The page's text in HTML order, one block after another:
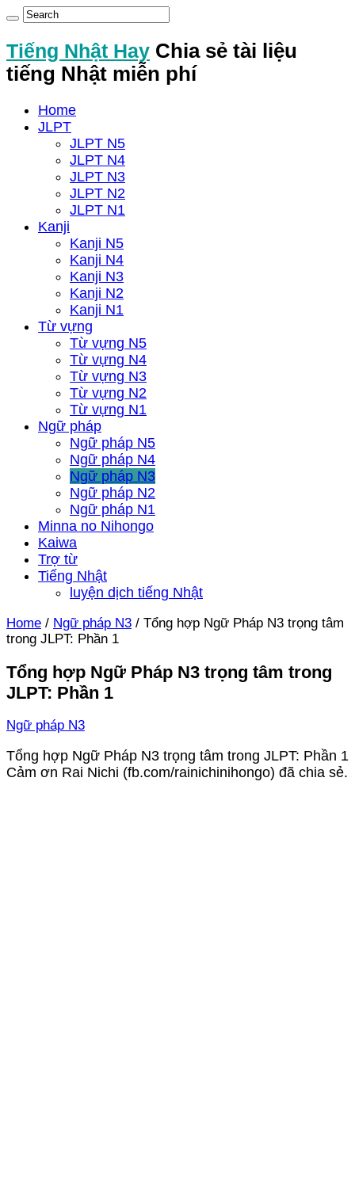
Tiếng Nhật Hay Chia sẻ tài liệu
tiếng Nhật miễn phí
Home
JLPT
JLPT N5
JLPT N4
JLPT N3
JLPT N2
JLPT N1
Kanji
Kanji N5
Kanji N4
Kanji N3
Kanji N2
Kanji N1
Từ vựng
Từ vựng N5
Từ vựng N4
Từ vựng N3
Từ vựng N2
Từ vựng N1
Ngữ pháp
Ngữ pháp N5
Ngữ pháp N4
Ngữ pháp N3
Ngữ pháp N2
Ngữ pháp N1
Minna no Nihongo
Kaiwa
Trợ từ
Tiếng Nhật
luyện dịch tiếng Nhật
Home / Ngữ pháp N3 / Tổng hợp Ngữ Pháp N3 trọng tâm
trong JLPT: Phần 1
Tổng hợp Ngữ Pháp N3 trọng tâm trong
JLPT: Phần 1
Ngữ pháp N3
Tổng hợp Ngữ Pháp N3 trọng tâm trong JLPT: Phần 1
Cảm ơn Rai Nichi (fb.com/rainichinihongo) đã chia sẻ.